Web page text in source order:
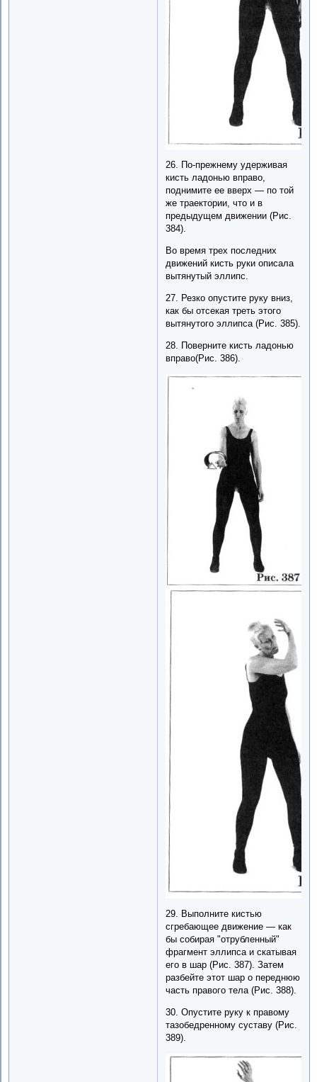
26. По-прежнему удерживая
кисть ладонью вправо,
поднимите ее вверх — по той
же траектории, что и в
предыдущем движении (Рис.
384).
Во время трех последних
движений кисть руки описала
вытянутый эллипс.
27. Резко опустите руку вниз,
как бы отсекая треть этого
вытянутого эллипса (Рис. 385).
28. Поверните кисть ладонью
вправо(Рис. 386).
29. Выполните кистью
сгребающее движение — как
бы собирая "отрубленный"
фрагмент эллипса и скатывая
его в шар (Рис. 387). Затем
разбейте этот шар о переднюю
часть правого тела (Рис. 388).
30. Опустите руку к правому
тазобедренному суставу (Рис.
389).